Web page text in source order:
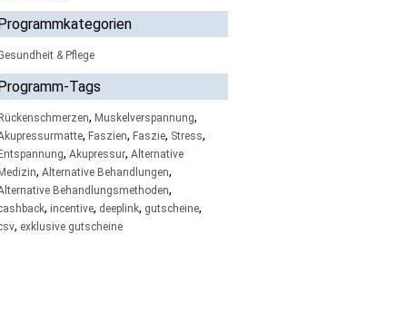
& Pflege
Tags
, Muskelverspannung,
, Faszien, Faszie, Stress,
, Akupressur, Alternative
, Alternative Behandlungen,
Behandlungsmethoden,
, incentive, deeplink, gutscheine,
, exklusive gutscheine